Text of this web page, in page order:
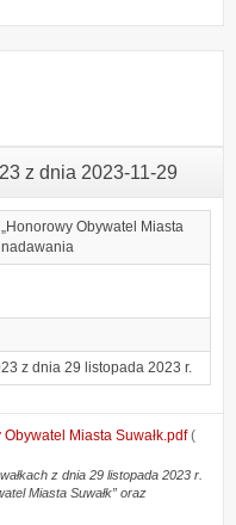
z dnia 2023-11-29
Obywatel Miasta
nadawania
z dnia 29 listopada 2023 r.
Miasta Suwałk.pdf (
z dnia 29 listopada 2023 r.
Miasta Suwałk” oraz